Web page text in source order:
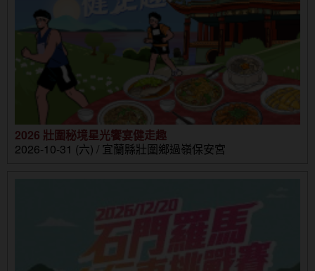
2026 壯圍秘境星光饗宴健走趣
2026-10-31 (六) / 宜蘭縣壯圍鄉過嶺保安宮